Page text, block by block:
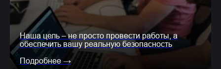
Наша цель – не просто провести работы, а
обеспечить вашу реальную безопасность
Подробнее →